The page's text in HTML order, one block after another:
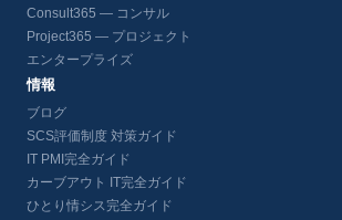
Consult365 — コンサル
Project365 — プロジェクト
エンタープライズ
情報
ブログ
SCS評価制度 対策ガイド
IT PMI完全ガイド
カーブアウト IT完全ガイド
ひとり情シス完全ガイド